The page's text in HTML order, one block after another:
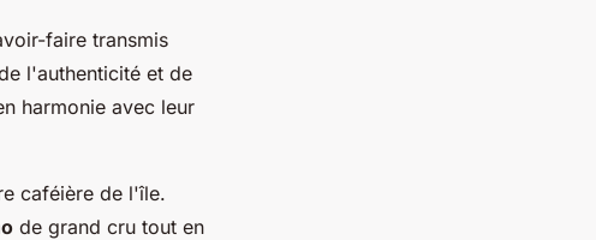
faire transmis
l'authenticité et de
harmonie avec leur
caféière de l'île.
de grand cru tout en